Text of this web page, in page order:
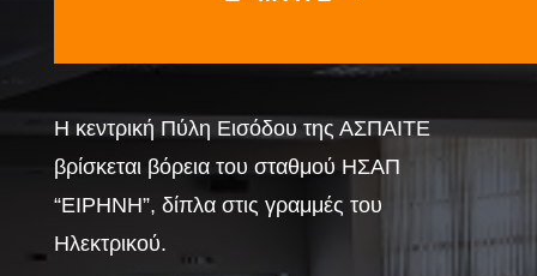
Η κεντρική Πύλη Εισόδου της ΑΣΠΑΙΤΕ
βρίσκεται βόρεια του σταθμού ΗΣΑΠ
“ΕΙΡΗΝΗ”, δίπλα στις γραμμές του
Ηλεκτρικού.